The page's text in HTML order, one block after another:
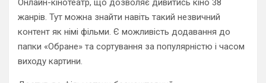
Онлайн-кінотеатр, що дозволяє дивитись кіно 38
жанрів. Тут можна знайти навіть такий незвичний
контент як німі фільми. Є можливість додавання до
папки «Обране» та сортування за популярністю і часом
виходу картини.